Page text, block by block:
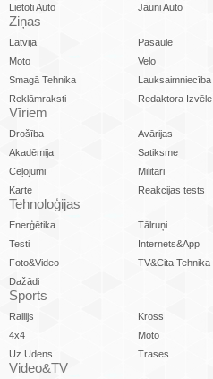
Lietoti Auto Jauni Auto
Ziņas
Latvijā Pasaulē
Moto
Velo
Smagā Tehnika
Lauksaimniecība
Reklāmraksti
Redaktora Izvēle
Vīriem
Drošība Avārijas
Akadēmija
Satiksme
Ceļojumi
Militāri
Karte
Reakcijas tests
Tehnoloģijas
Enerģētika Tālruņi
Testi
Internets&App
Foto&Video
TV&Cita Tehnika
Dažādi
Sports
Rallijs Kross
4x4
Moto
Uz Ūdens
Trases
Video&TV